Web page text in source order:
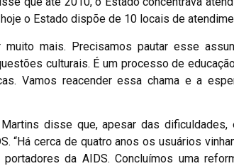
o Estado dispõe de 10 locais de
mais. Precisamos pautar esse
culturais. É um processo de
Vamos reacender essa chama e a
disse que, apesar das
“Há cerca de quatro anos os usuários
da AIDS. Concluímos uma